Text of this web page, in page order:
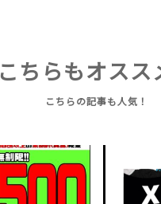
こちらもオスス